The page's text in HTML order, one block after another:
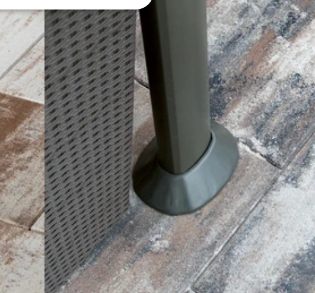
Marketing
uživatele a správa účtu. Webové
Cookie-Script.com k
se soubory cookie
cookie Cookie-Script.com
k identifikaci instance
identifikaci zařízení, která
aby sledovala používání a zlepšila
aby pomohl se zabezpečením
mezi weby.